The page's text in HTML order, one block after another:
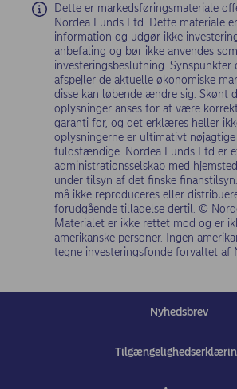
Dette er markedsføringsmateriale
Nordea Funds Ltd. Dette materiale
information og udgør ikke
anbefaling og bør ikke anvendes
investeringsbeslutning. Synspunkter
afspejler de aktuelle økonomiske
disse kan løbende ændre sig. Skønt
oplysninger anses for at være
garanti for, og det erklæres heller
oplysningerne er ultimativt
fuldstændige. Nordea Funds Ltd er
administrationsselskab med
under tilsyn af det finske
må ikke reproduceres eller
forudgående tilladelse dertil. ©
Materialet er ikke rettet mod og er
amerikanske personer. Ingen
tegne investeringsfonde forvaltet af
Nyhedsbrev